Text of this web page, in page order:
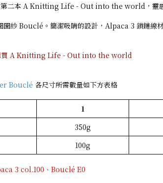
二本 A Knitting Life - Out into the world，靈感
紗 Bouclé。簡潔吸睛的設計，Alpaca 3 鎖鏈線
買 A Knitting Life - Out into the world
Bouclé 各尺寸所需數量如下方表格
1
350g
100g
3 col.100、Bouclé E0